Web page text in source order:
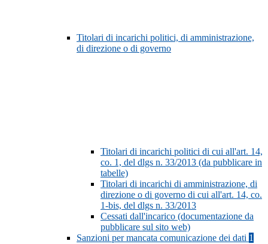
Titolari di incarichi politici, di amministrazione,
di direzione o di governo
Titolari di incarichi politici di cui all'art. 14,
co. 1, del dlgs n. 33/2013 (da pubblicare in
tabelle)
Titolari di incarichi di amministrazione, di
direzione o di governo di cui all'art. 14, co.
1-bis, del dlgs n. 33/2013
Cessati dall'incarico (documentazione da
pubblicare sul sito web)
Sanzioni per mancata comunicazione dei dati 1